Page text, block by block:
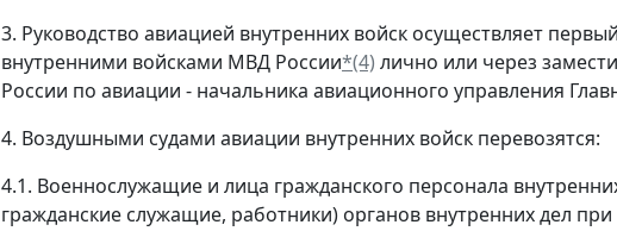
3. Руководство авиацией внутренних войск осуществляет
внутренними войсками МВД России*(4) лично или через
России по авиации - начальника авиационного управления
4. Воздушными судами авиации внутренних войск перевозятся:
4.1. Военнослужащие и лица гражданского персонала
гражданские служащие, работники) органов внутренних дел